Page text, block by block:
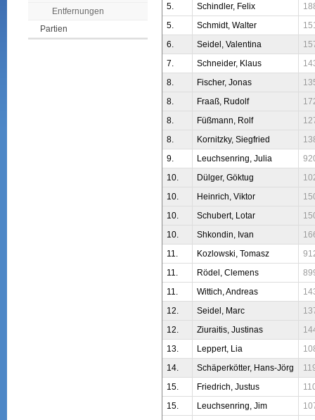
Entfernungen
Partien
5.
Schindler, Felix
5.
Schmidt, Walter
6.
Seidel, Valentina
7.
Schneider, Klaus
8.
Fischer, Jonas
8.
Fraaß, Rudolf
8.
Füßmann, Rolf
8.
Kornitzky, Siegfried
9.
Leuchsenring, Julia
10.
Dülger, Göktug
10.
Heinrich, Viktor
10.
Schubert, Lotar
10.
Shkondin, Ivan
11.
Kozlowski, Tomasz
11.
Rödel, Clemens
11.
Wittich, Andreas
12.
Seidel, Marc
12.
Ziuraitis, Justinas
13.
Leppert, Lia
14.
Schäperkötter, Hans-Jörg
15.
Friedrich, Justus
15.
Leuchsenring, Jim